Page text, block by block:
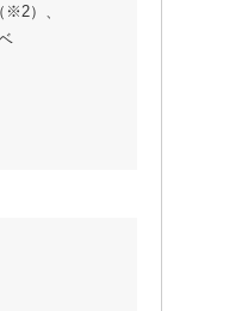
）、